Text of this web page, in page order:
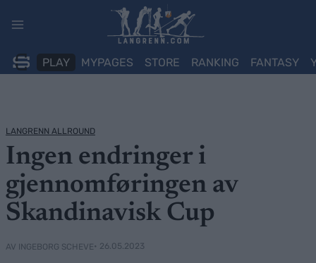
PLAY MYPAGES STORE RANKING FANTASY
LANGRENN ALLROUND
Ingen endringer i
gjennomføringen av
Skandinavisk Cup
AV INGEBORG SCHEVE• 26.05.2023